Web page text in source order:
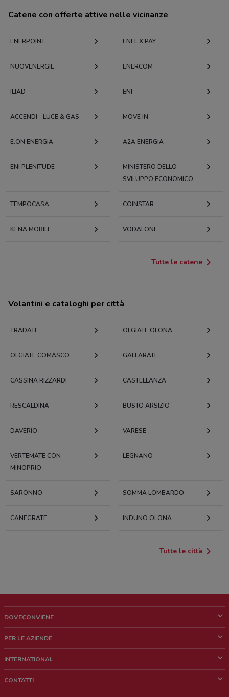
Catene con offerte attive nelle vicinanze
ENERPOINT ENEL X PAY
NUOVENERGIE ENERCOM
ILIAD ENI
ACCENDI - LUCE & GAS MOVE IN
E.ON ENERGIA A2A ENERGIA
ENI PLENITUDE
MINISTERO DELLO
SVILUPPO ECONOMICO
TEMPOCASA COINSTAR
KENA MOBILE VODAFONE
Tutte le catene
Volantini e cataloghi per città
TRADATE OLGIATE OLONA
OLGIATE COMASCO GALLARATE
CASSINA RIZZARDI CASTELLANZA
RESCALDINA BUSTO ARSIZIO
DAVERIO VARESE
VERTEMATE CON
MINOPRIO
LEGNANO
SARONNO SOMMA LOMBARDO
CANEGRATE INDUNO OLONA
Tutte le città
DOVECONVIENE
Chi siamo
Lavora con noi
PER LE AZIENDE
Richieste commerciali e marketing
INTERNATIONAL
CONTATTI